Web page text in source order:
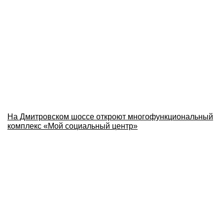
На Дмитровском шоссе откроют многофункциональный
комплекс «Мой социальный центр»